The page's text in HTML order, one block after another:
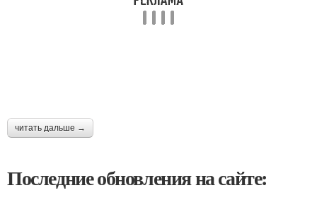
читать дальше →
Последние обновления на сайте: